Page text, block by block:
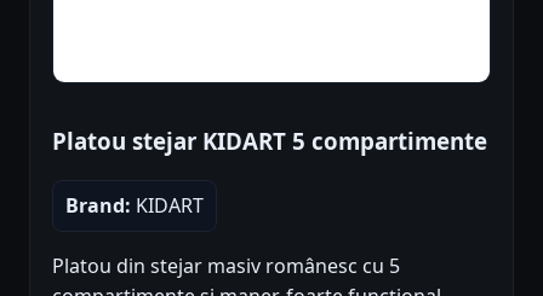
Platou stejar KIDART 5 compartimente
Brand: KIDART
Platou din stejar masiv românesc cu 5